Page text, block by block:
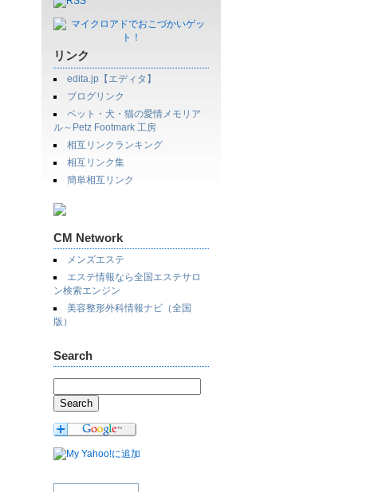
リンク
edita.jp【エディタ】
ブログリンク
ペット・犬・猫の愛情メモリア
ル～Petz Footmark 工房
相互リンクランキング
相互リンク集
簡単相互リンク
CM Network
メンズエステ
エステ情報なら全国エステサロ
ン検索エンジン
美容整形外科情報ナビ（全国
版）
Search